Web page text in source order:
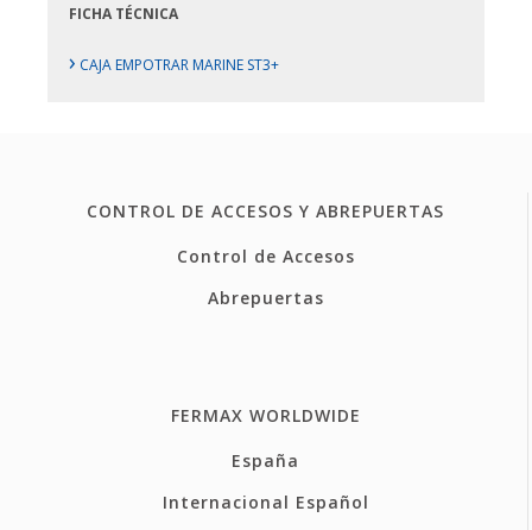
FICHA TÉCNICA
› CAJA EMPOTRAR MARINE ST3+
CONTROL DE ACCESOS Y ABREPUERTAS
Control de Accesos
Abrepuertas
FERMAX WORLDWIDE
España
Internacional Español